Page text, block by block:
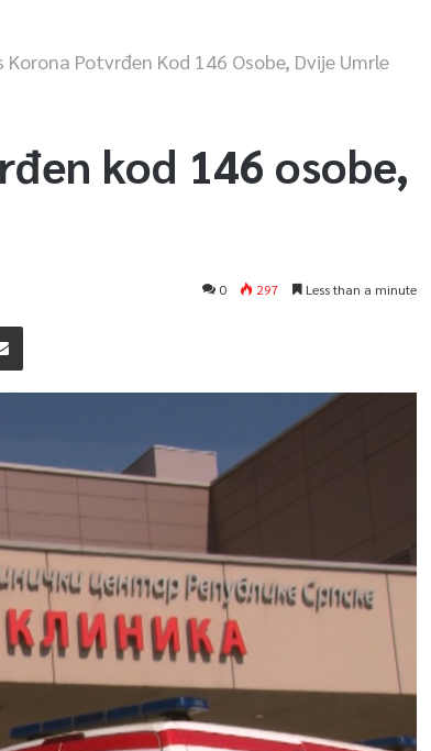
Korona Potvrđen Kod 146 Osobe, Dvije Umrle
kod 146 osobe,
0 297 Less than a minute